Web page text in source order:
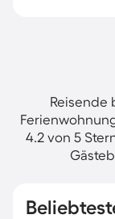
Reisende
4.2 von 5